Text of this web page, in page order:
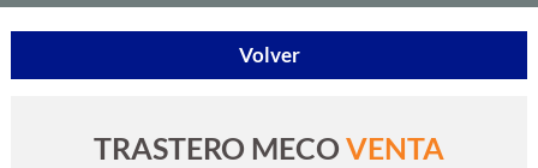
Volver
TRASTERO MECO VENTA